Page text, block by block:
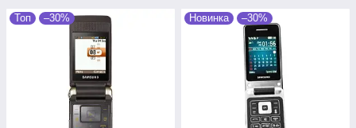
Топ –30% Новинка –30%